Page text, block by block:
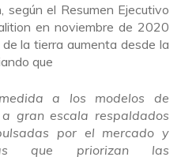
según el Resumen Ejecutivo
en noviembre de 2020
la tierra aumenta desde la
que
a los modelos de
gran escala respaldados
por el mercado y
que priorizan las